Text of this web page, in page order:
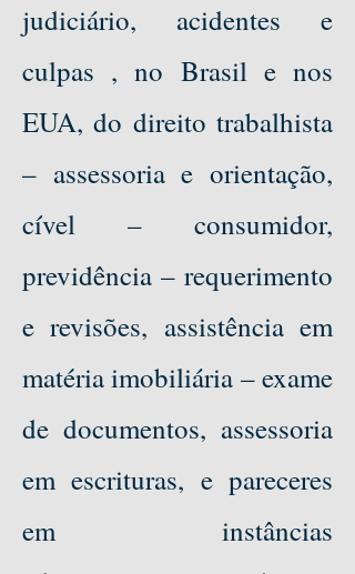
judiciário, acidentes e
culpas , no Brasil e nos
EUA, do direito trabalhista
– assessoria e orientação,
cível – consumidor,
previdência – requerimento
e revisões, assistência em
matéria imobiliária – exame
de documentos, assessoria
em escrituras, e pareceres
em instâncias